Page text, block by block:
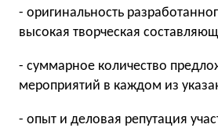
- оригинальность
высокая творческая
- суммарное количество
мероприятий в каждом из
- опыт и деловая репутация